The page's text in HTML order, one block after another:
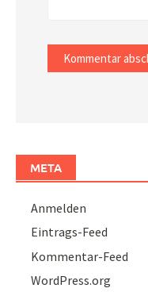
META
Anmelden
Eintrags-Feed
Kommentar-Feed
WordPress.org